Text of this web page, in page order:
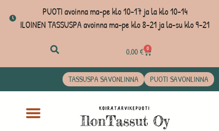
PUOTI avoinna ma-pe klo 10-17 ja la klo 10-14
ILOINEN TASSUSPA avoinna ma-pe klo 8-21 ja la-su klo 9-21
0,00€ 0
TASSUSPA SAVONLINNA PUOTI SAVONLINNA